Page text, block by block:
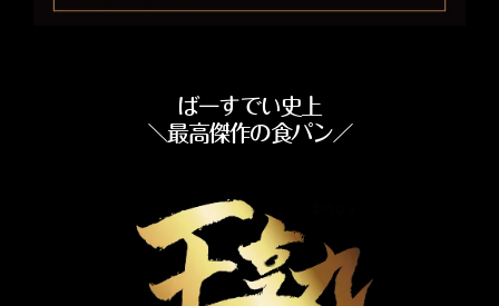
ばーすでい史上
＼最高傑作の食パン／